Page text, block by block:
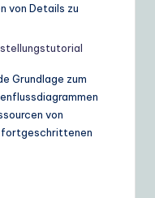
von Details zu
Grundlage zum
von
fortgeschrittenen